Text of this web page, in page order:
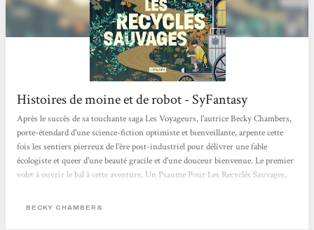
Histoires de moine et de robot - SyFantasy
Après le succès de sa touchante saga Les Voyageurs, l'autrice Becky Chambers,
porte-étendard d'une science-fiction optimiste et bienveillante, arpente cette
fois les sentiers pierreux de l'ère post-industriel pour délivrer une fable
écologiste et queer d'une beauté gracile et d'une douceur bienvenue. Le premier
volet à ouvrir le bal à cette aventure, Un Psaume Pour Les Recyclés Sauvages,
n'a jamais été aussi bien représenté que sous la plume de Chambers. L'altérité
BECKY CHAMBERS